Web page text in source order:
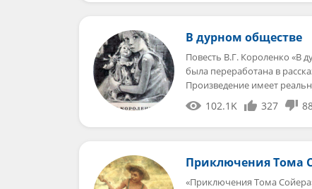
В дурном обществе
Повесть В.Г. Короленко «В
была переработана в
Произведение имеет
102.1K 327
Приключения Тома
«Приключения Тома